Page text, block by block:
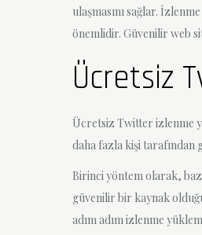
ulaşmasını sağlar.
önemlidir. Güvenilir web
Ücretsiz
Ücretsiz Twitter izlenme
daha fazla kişi tarafından
Birinci yöntem olarak,
güvenilir bir kaynak
adım adım izlenme